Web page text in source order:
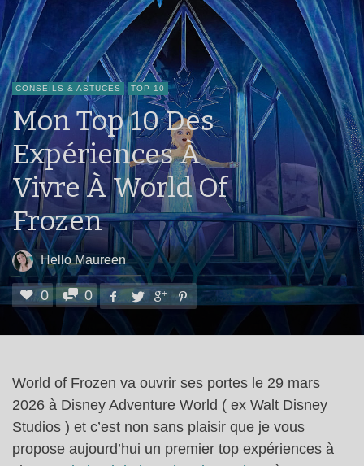
CONSEILS & ASTUCES TOP 10
Mon Top 10 Des
Expériences À
Vivre À World Of
Frozen
Hello Maureen
0 0
World of Frozen va ouvrir ses portes le 29 mars
2026 à Disney Adventure World ( ex Walt Disney
Studios ) et c’est non sans plaisir que je vous
propose aujourd’hui un premier top expériences à